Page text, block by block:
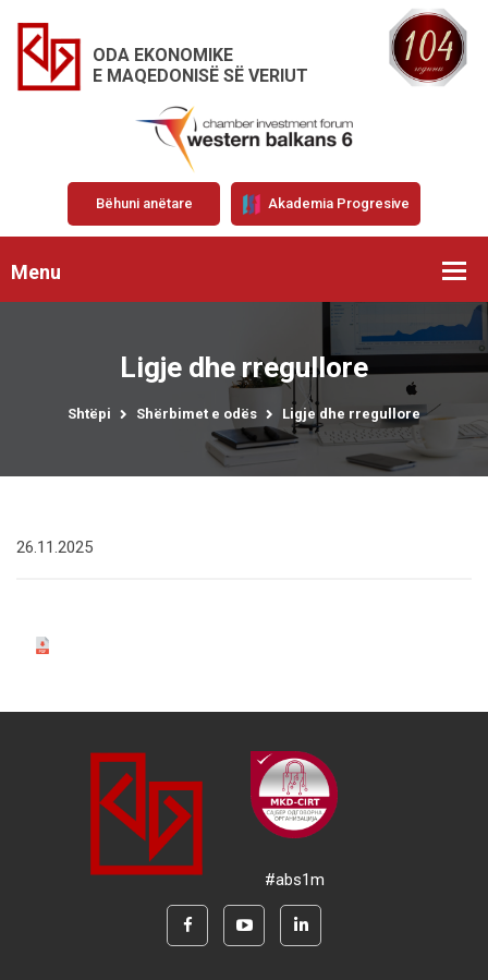
ODA EKONOMIKE
E MAQEDONISË SË VERIUT
Bëhuni anëtare Akademia Progresive
Menu
Ligje dhe rregullore
Shtëpi Shërbimet e odës Ligje dhe rregullore
26.11.2025
#abs1m